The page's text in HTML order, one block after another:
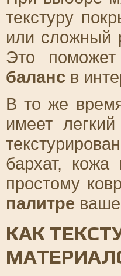
текстуру
или сложный
Это поможет
баланс в
В то же
имеет
бархат,
простому
палитре
КАК